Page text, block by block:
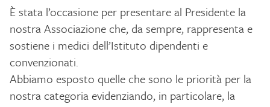
È stata l’occasione per presentare al Presidente la
nostra Associazione che, da sempre, rappresenta e
sostiene i medici dell’Istituto dipendenti e
convenzionati.
Abbiamo esposto quelle che sono le priorità per la
nostra categoria evidenziando, in particolare, la